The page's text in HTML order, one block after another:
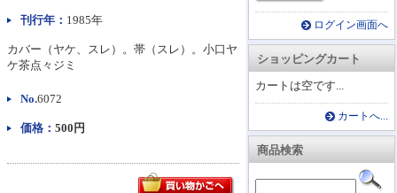
ログイン画面へ
ショッピングカート
カートは空です...
カートへ...
商品検索
刊行年： 1985年
カバー（ヤケ、スレ）。帯（スレ）。小口ヤ
ケ茶点々ジミ
No.6072
価格： 500円